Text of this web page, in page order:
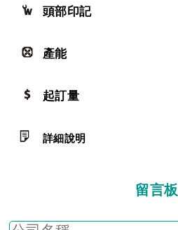
頭部印記
產能
起訂量
詳細說明
留言板